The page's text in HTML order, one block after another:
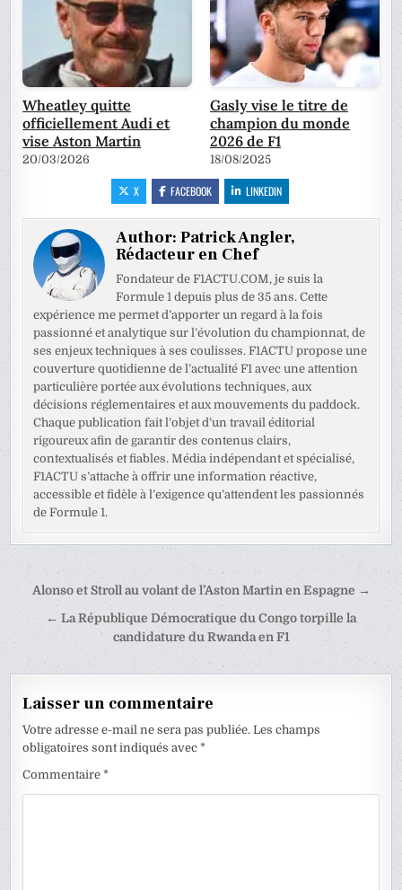
Wheatley quitte
officiellement Audi et
vise Aston Martin
20/03/2026
Gasly vise le titre de
champion du monde
2026 de F1
18/08/2025
X FACEBOOK LINKEDIN
Author:Patrick Angler,
Rédacteur en Chef
Fondateur de F1ACTU.COM, je suis la
Formule 1 depuis plus de 35 ans. Cette
expérience me permet d’apporter un regard à la fois
passionné et analytique sur l’évolution du championnat, de
ses enjeux techniques à ses coulisses. F1ACTU propose une
couverture quotidienne de l’actualité F1 avec une attention
particulière portée aux évolutions techniques, aux
décisions réglementaires et aux mouvements du paddock.
Chaque publication fait l’objet d’un travail éditorial
rigoureux afin de garantir des contenus clairs,
contextualisés et fiables. Média indépendant et spécialisé,
F1ACTU s’attache à offrir une information réactive,
accessible et fidèle à l’exigence qu’attendent les passionnés
de Formule 1.
Navigation
Alonso et Stroll au volant de l’Aston Martin en Espagne →
← La République Démocratique du Congo torpille la
candidature du Rwanda en F1
Laisser un commentaire
Votre adresse e-mail ne sera pas publiée. Les champs
obligatoires sont indiqués avec*
Commentaire*